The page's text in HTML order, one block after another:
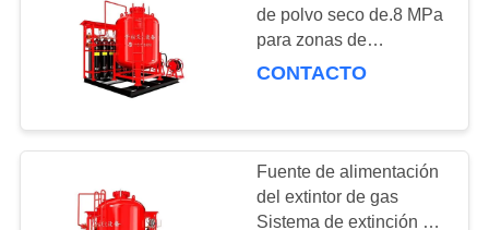
de polvo seco de.8 MPa
para zonas de
producción y
CONTACTO
Fuente de alimentación
del extintor de gas
Sistema de extinción de